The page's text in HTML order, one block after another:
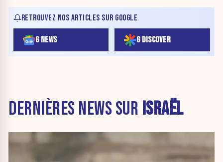
RETROUVEZ NOS ARTICLES SUR GOOGLE
G NEWS G DISCOVER
DERNIÈRES NEWS SUR ISRAËL